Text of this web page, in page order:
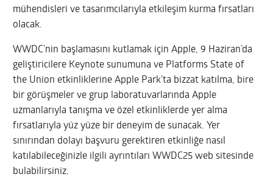
mühendisleri ve tasarımcılarıyla etkileşim kurma fırsatları
olacak.
WWDC’nin başlamasını kutlamak için Apple, 9 Haziran’da
geliştiricilere Keynote sunumuna ve Platforms State of
the Union etkinliklerine Apple Park’ta bizzat katılma, bire
bir görüşmeler ve grup laboratuvarlarında Apple
uzmanlarıyla tanışma ve özel etkinliklerde yer alma
fırsatlarıyla yüz yüze bir deneyim de sunacak. Yer
sınırından dolayı başvuru gerektiren etkinliğe nasıl
katılabileceğinizle ilgili ayrıntıları WWDC25 web sitesinde
bulabilirsiniz.